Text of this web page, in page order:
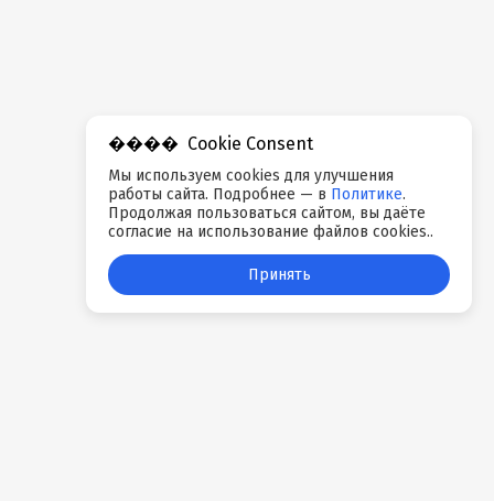
Cookie Consent
Мы используем cookies для улучшения
работы сайта. Подробнее — в Политике.
Продолжая пользоваться сайтом, вы даёте
согласие на использование файлов cookies..
Принять